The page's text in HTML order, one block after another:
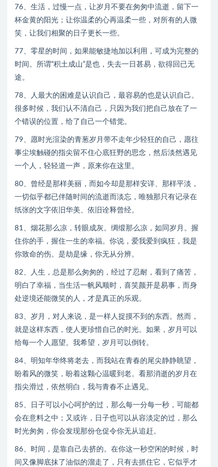
76、生活，过慢一点，让岁月不要在匆匆中流逝，留下一
杯金黄的阳光；让你温柔的心再温柔一些，对所有的人微
笑，让我们相聚的日子更长一些。
77、零星的时间，如果能敏捷地加以利用，可成为完整的
时间。所谓“积土成山”是也，失去一日甚易，欲得回已无
途。
78、人最大的困难是认识自己，最容易的也是认识自己。
很多时候，我们认不清自己，只因为我们把自己放在了一
个错误的位置，给了自己一个错觉。
79、愿时光渲染的青葱岁月带不走年少轻狂的自己，愿往
事尘埃触碰的指尖留不住心底狂野的思念，然后淡然遇见
一个人，轻轻道一声，原来你在这里。
80、曾经是那样美丽，而如今却是那样安详、那样平淡，
一切似乎都已伴随时间的流逝而淡忘，唯独那只有记录在
纸张的文字依旧华美、依旧诠释曾经。
81、烟花那么凉，转眼成灰。绸缎那么凉，如同岁月。握
住你的手，握住一生的幸福。你说，爱我爱到疯狂，我是
你致命的伤。是劫是缘，你无从分辨。
82、人生，总是那么匆匆的，经过了忍耐，看到了痛苦，
明白了幸福，当生活一帆风顺时，喜笑颜开是易事，而身
处逆境还能微笑的人，才是真正的乐观。
83、岁月，对人来说，是一样人捉摸不到的东西。然而，
就是这样东西，使人更珍惜自己的时光。如果，岁月可以
给每一个人愿望。我希望，岁月可以倒转。
84、明知年华终将老去，而我站在青春的尾尖静静眺望，
盼着风的微笑，盼着这颗心温暖到老。看那消逝的岁月在
指尖滑过，依然明白，我与青春不止遇见。
85、日子可以小心呵护的过，那么每一分每一秒，可能都
会在意料之中；又或许，日子也可以从容淡定的过，那么
时光匆匆，你会发现那份仓促令你无从追赶。
86、时间，是靠自己去挤的。在你这一秒空闲的时候，时
间又像脚底抹了油似的溜走了，只有去抓住它，它似乎才